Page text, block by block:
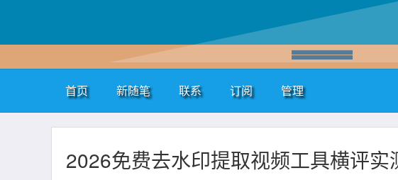
首页 新随笔 联系 订阅 管理
2026免费去水印提取视频工具横评